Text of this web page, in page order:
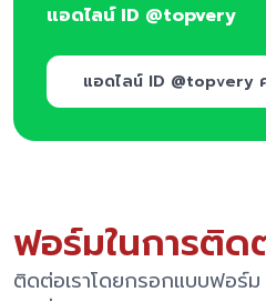
แอดไลน์ ID @topvery
แอดไลน์ ID @topvery
ฟอร์มในการติด
ติดต่อเราโดยกรอกแบบฟอร์